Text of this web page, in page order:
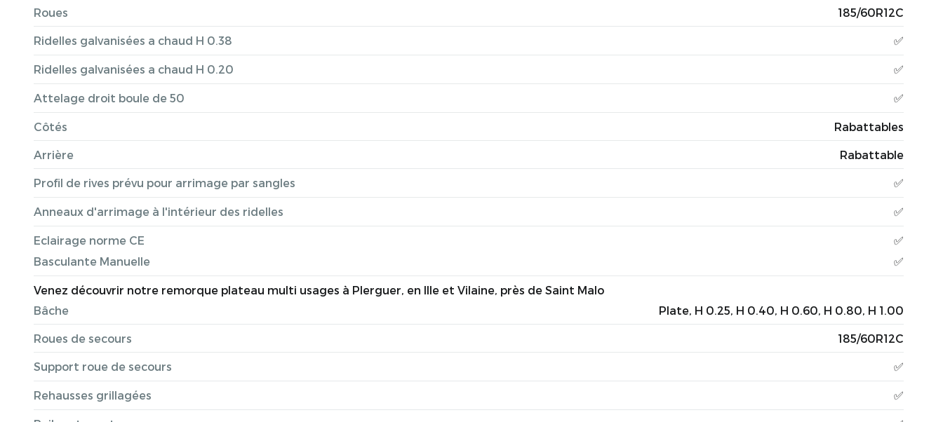
Roues 185/60R12C
Ridelles galvanisées a chaud H 0.38 ✅
Ridelles galvanisées a chaud H 0.20 ✅
Attelage droit boule de 50 ✅
Côtés Rabattables
Arrière Rabattable
Profil de rives prévu pour arrimage par sangles ✅
Anneaux d'arrimage à l'intérieur des ridelles ✅
Eclairage norme CE
✅
Basculante Manuelle
✅
Venez découvrir notre remorque plateau multi usages à Plerguer, en Ille et Vilaine, près de Saint Malo
Bâche
Plate, H 0.25, H 0.40, H 0.60, H 0.80, H 1.00
Roues de secours 185/60R12C
Support roue de secours ✅
Rehausses grillagées ✅